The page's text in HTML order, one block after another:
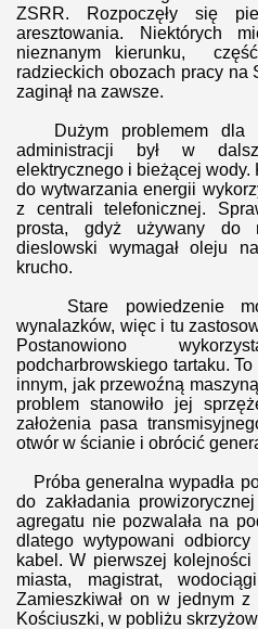
ZSRR. Rozpoczęły się
aresztowania. Niektórych
nieznanym kierunku,
radzieckich obozach pracy na
zaginął na zawsze.
Dużym problemem dla
administracji był w
elektrycznego i bieżącej wody.
do wytwarzania energii
z centrali telefonicznej.
prosta, gdyż używany do
dieslowski wymagał oleju
krucho.
Stare powiedzenie
wynalazków, więc i tu
Postanowiono
podcharbrowskiego tartaku.
innym, jak przewoźną
problem stanowiło jej
założenia pasa
otwór w ścianie i obrócić
Próba generalna wypadła
do zakładania
agregatu nie pozwalała na
dlatego wytypowani
kabel. W pierwszej kolejności
miasta, magistrat,
Zamieszkiwał on w jednym
Kościuszki, w pobliżu